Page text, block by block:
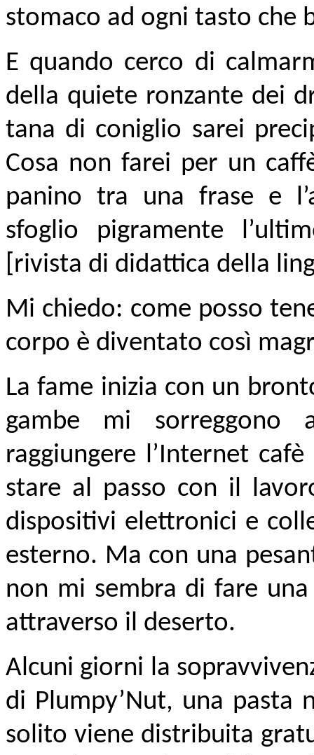
stomaco ad ogni tasto che
E quando cerco di
della quiete ronzante dei
tana di coniglio sarei
Cosa non farei per un
panino tra una frase e
sfoglio pigramente
[rivista di didattica della
Mi chiedo: come posso
corpo è diventato così
La fame inizia con un
gambe mi sorreggono
raggiungere l’Internet
stare al passo con il
dispositivi elettronici e
esterno. Ma con una
non mi sembra di fare
attraverso il deserto.
Alcuni giorni la
di Plumpy’Nut, una pasta
solito viene distribuita